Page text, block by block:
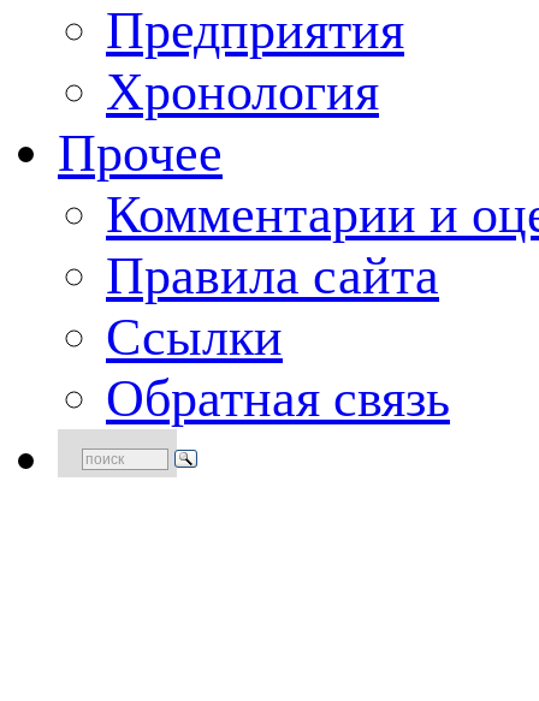
Предприятия
Хронология
Прочее
Комментарии и
Правила сайта
Ссылки
Обратная связь